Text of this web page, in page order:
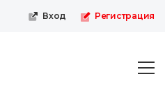
Вход Регистрация